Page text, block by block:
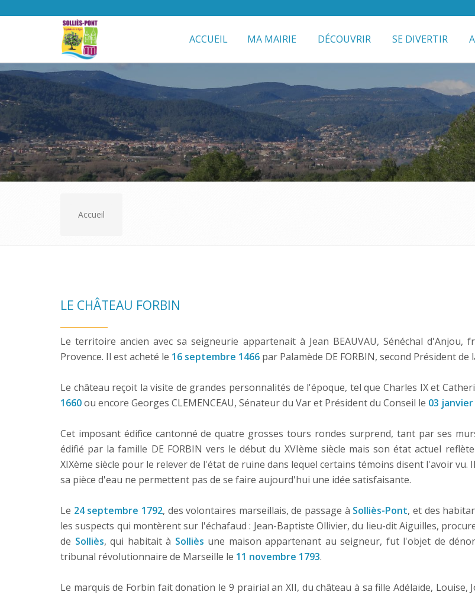
ACCUEIL MA MAIRIE DÉCOUVRIR SE DIVERTIR
Accueil
LE CHÂTEAU FORBIN
Le territoire ancien avec sa seigneurie appartenait à Jean BEAUVAU, Sénéchal d'Anjou,
Provence. Il est acheté le 16 septembre 1466 par Palamède DE FORBIN, second Président
Le château reçoit la visite de grandes personnalités de l'époque, tel que Charles IX et
1660ou encore Georges CLEMENCEAU, Sénateur du Var et Président du Conseil le 03 janvier
Cet imposant édifice cantonné de quatre grosses tours rondes surprend, tant par ses
édifié par la famille DE FORBIN vers le début du XVIème siècle mais son état actuel
XIXème siècle pour le relever de l'état de ruine dans lequel certains témoins disent l'avoir
sa pièce d'eau ne permettent pas de se faire aujourd'hui une idée satisfaisante.
Le 24 septembre 1792, des volontaires marseillais, de passage à Solliès-Pont, et des
les suspects qui montèrent sur l'échafaud : Jean-Baptiste Ollivier, du lieu-dit Aiguilles,
de Solliès, qui habitait à Solliès une maison appartenant au seigneur, fut l'objet de
tribunal révolutionnaire de Marseille le 11 novembre 1793.
Le marquis de Forbin fait donation le 9 prairial an XII, du château à sa fille Adélaïde, Louise,